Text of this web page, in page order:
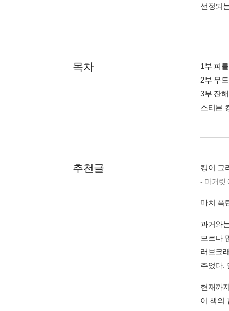
선정되
목차
1부 피
2부 무
3부 잔
스티븐
추천글 킹이 그
- 마거릿
마치 폭
과거와
모르나
러브크
주었다.
현재까
이 책의